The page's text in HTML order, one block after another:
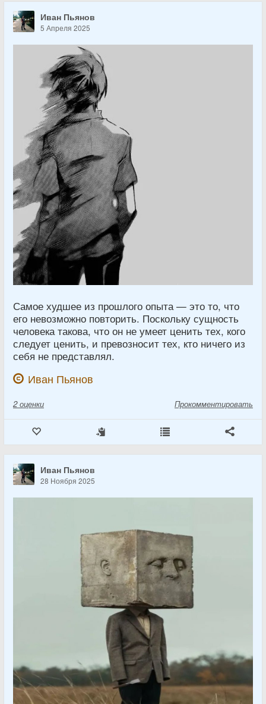
Иван Пьянов
5 Апреля 2025
Самое худшее из прошлого опыта — это то, что
его невозможно повторить. Поскольку сущность
человека такова, что он не умеет ценить тех, кого
следует ценить, и превозносит тех, кто ничего из
себя не представлял.
Иван Пьянов
2 оценки Прокомментировать
Иван Пьянов
28 Ноября 2025